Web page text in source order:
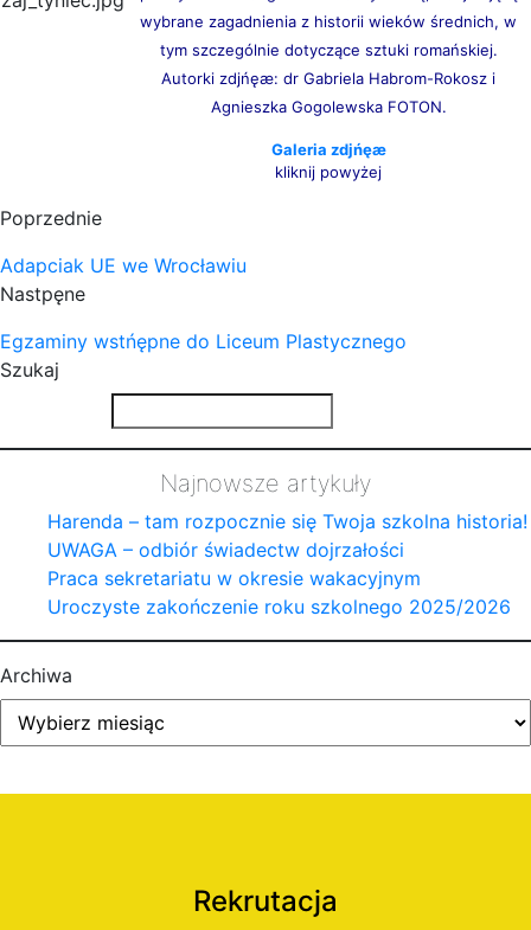
wybrane zagadnienia z historii wieków średnich, w
tym szczególnie dotyczące sztuki romańskiej.
Autorki zdjńęæ: dr Gabriela Habrom-Rokosz i
Agnieszka Gogolewska FOTON.
Galeria zdjńęæ
kliknij powyżej
Poprzednie
Adapciak UE we Wrocławiu
Nastpęne
Egzaminy wstńępne do Liceum Plastycznego
Szukaj
Najnowsze artykuły
Harenda – tam rozpocznie się Twoja szkolna historia!
UWAGA – odbiór świadectw dojrzałości
Praca sekretariatu w okresie wakacyjnym
Uroczyste zakończenie roku szkolnego 2025/2026
Archiwa
Rekrutacja